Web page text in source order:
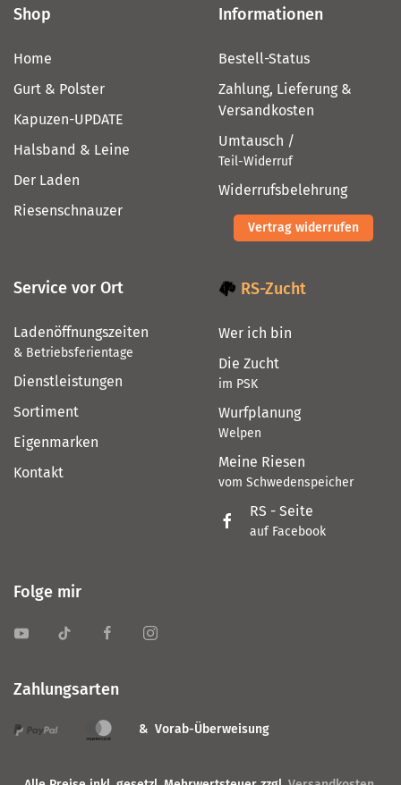
Shop
Home
Gurt & Polster
Kapuzen-UPDATE
Halsband & Leine
Der Laden
Riesenschnauzer
Informationen
Bestell-Status
Zahlung, Lieferung &
Versandkosten
Umtausch /
Teil-Widerruf
Widerrufsbelehrung
Vertrag widerrufen
Service vor Ort
Ladenöffnungszeiten
& Betriebsferientage
Dienstleistungen
Sortiment
Eigenmarken
Kontakt
RS-Zucht
Wer ich bin
Die Zucht
im PSK
Wurfplanung
Welpen
Meine Riesen
vom Schwedenspeicher
RS - Seite
auf Facebook
Folge mir
Zahlungsarten
& Vorab-Überweisung